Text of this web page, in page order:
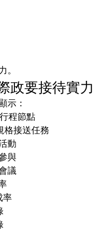
。
政要接待實力
示：
程節點
格接送任務
動
與
議
率